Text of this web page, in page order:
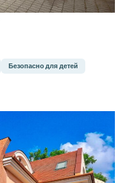
Безопасно для детей